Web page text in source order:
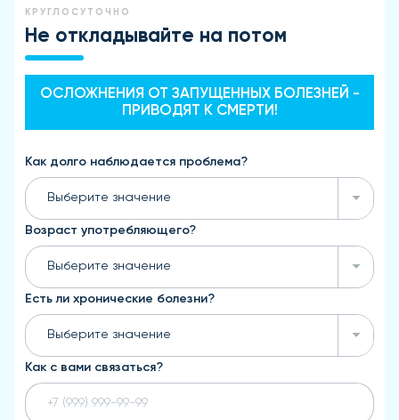
КРУГЛОСУТОЧНО
Не откладывайте на потом
ОСЛОЖНЕНИЯ ОТ ЗАПУЩЕННЫХ БОЛЕЗНЕЙ -
ПРИВОДЯТ К СМЕРТИ!
Как долго наблюдается проблема?
Выберите значение
Возраст употребляющего?
Выберите значение
Есть ли хронические болезни?
Выберите значение
Как с вами связаться?